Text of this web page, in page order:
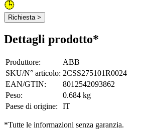
Richiesta >
Dettagli prodotto*
Produttore:
ABB
SKU/N° articolo: 2CSS275101R0024
EAN/GTIN:
8012542093862
Peso:
0.684 kg
Paese di origine: IT
*Tutte le informazioni senza garanzia.